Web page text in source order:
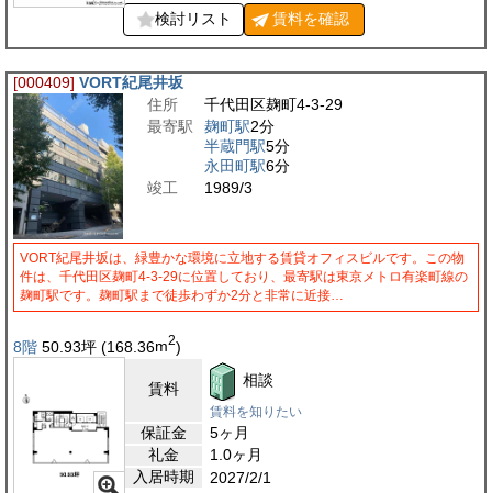
検討リスト 賃料を確認
[000409] VORT紀尾井坂
住所
千代田区麹町4-3-29
最寄駅
麹町駅2分
半蔵門駅5分
永田町駅6分
竣工
1989/3
VORT紀尾井坂は、緑豊かな環境に立地する賃貸オフィスビルです。この物
件は、千代田区麹町4-3-29に位置しており、最寄駅は東京メトロ有楽町線の
麹町駅です。麹町駅まで徒歩わずか2分と非常に近接…
8階 50.93坪 (168.36m2)
賃料 相談
賃料を知りたい
保証金
5ヶ月
礼金
1.0ヶ月
入居時期
2027/2/1